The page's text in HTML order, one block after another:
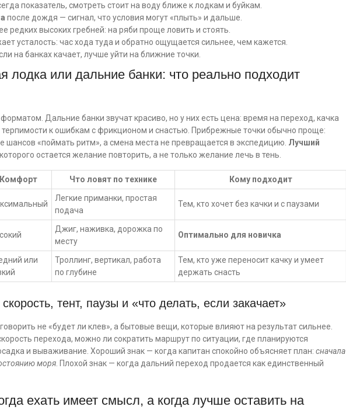
показатель, смотреть стоит на воду ближе к лодкам и буйкам.
после дождя — сигнал, что условия могут «плыть» и дальше.
редких высоких гребней: на ряби проще ловить и стоять.
усталость: час хода туда и обратно ощущается сильнее, чем кажется.
на банках качает, лучше уйти на ближние точки.
лодка или дальние банки: что реально подходит
Дальние банки звучат красиво, но у них есть цена: время на переход, качка
к ошибкам с фрикционом и снастью. Прибрежные точки обычно проще:
«поймать ритм», а смена места не превращается в экспедицию. Лучший
остается желание повторить, а не только желание лечь в тень.
Комфорт Что ловят по технике Кому подходит
Легкие приманки, простая
подача
Тем, кто хочет без качки и с паузами
Джиг, наживка, дорожка по
месту
Оптимально для новичка
или
Троллинг, вертикал, работа
по глубине
Тем, кто уже переносит качку и умеет
держать снасть
тент, паузы и «что делать, если закачает»
не «будет ли клев», а бытовые вещи, которые влияют на результат сильнее.
перехода, можно ли сократить маршрут по ситуации, где планируются
и вываживание. Хороший знак — когда капитан спокойно объясняет план: сначала
моря . Плохой знак — когда дальний переход продается как единственный
ехать имеет смысл, а когда лучше оставить на